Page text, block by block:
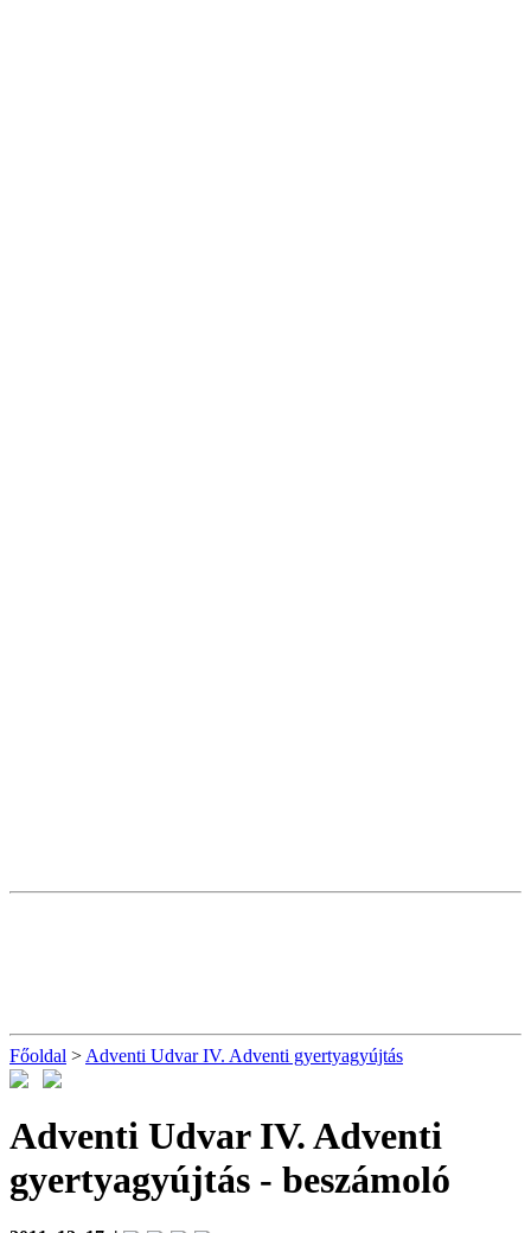
Főoldal > Adventi Udvar IV. Adventi gyertyagyújtás
Adventi Udvar IV. Adventi
gyertyagyújtás - beszámoló